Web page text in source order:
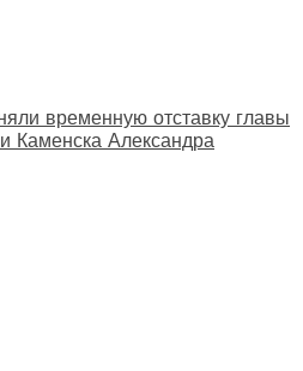
временную отставку главы
Каменска Александра